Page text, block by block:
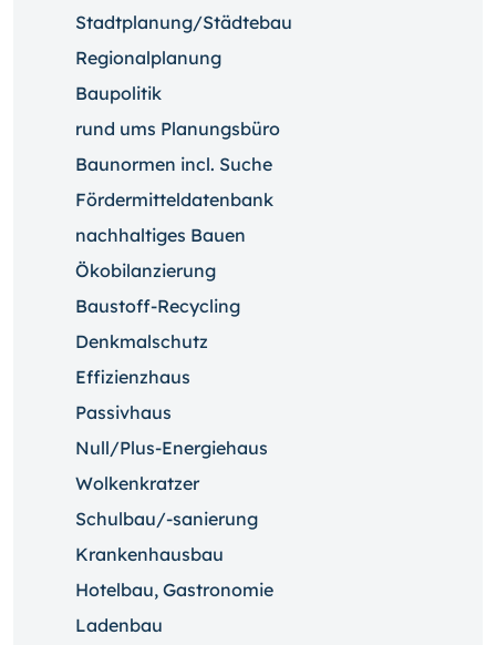
Stadtplanung/Städtebau
Regionalplanung
Baupolitik
rund ums Planungsbüro
Baunormen incl. Suche
Fördermitteldatenbank
nachhaltiges Bauen
Ökobilanzierung
Baustoff-Recycling
Denkmalschutz
Effizienzhaus
Passivhaus
Null/Plus-Energiehaus
Wolkenkratzer
Schulbau/-sanierung
Krankenhausbau
Hotelbau, Gastronomie
Ladenbau